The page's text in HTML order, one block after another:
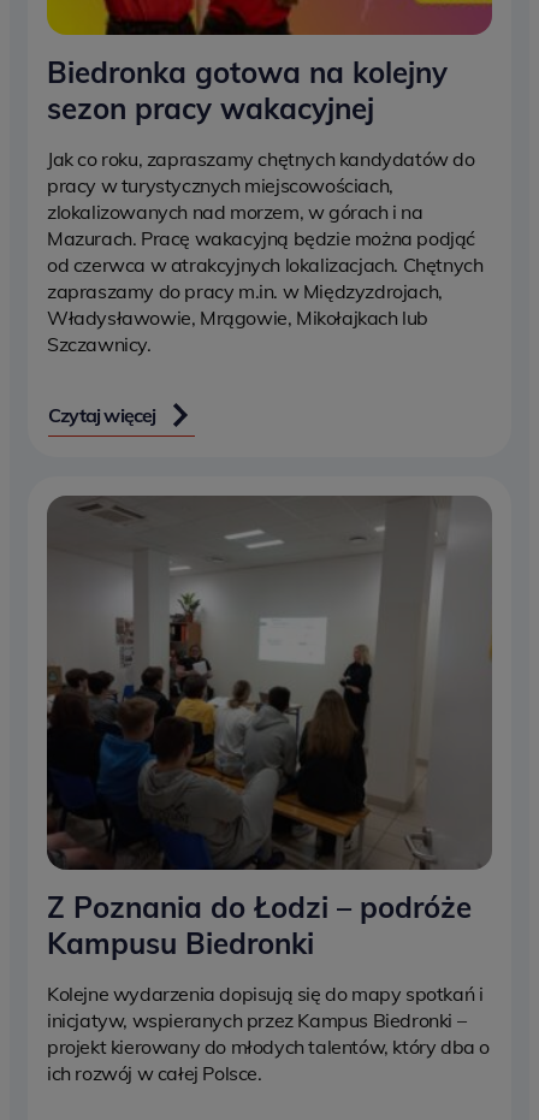
Biedronka gotowa na kolejny
sezon pracy wakacyjnej
Jak co roku, zapraszamy chętnych kandydatów do
pracy w turystycznych miejscowościach,
zlokalizowanych nad morzem, w górach i na
Mazurach. Pracę wakacyjną będzie można podjąć
od czerwca w atrakcyjnych lokalizacjach. Chętnych
zapraszamy do pracy m.in. w Międzyzdrojach,
Władysławowie, Mrągowie, Mikołajkach lub
Szczawnicy.
Czytaj więcej
Z Poznania do Łodzi – podróże
Kampusu Biedronki
Kolejne wydarzenia dopisują się do mapy spotkań i
inicjatyw, wspieranych przez Kampus Biedronki –
projekt kierowany do młodych talentów, który dba o
ich rozwój w całej Polsce.